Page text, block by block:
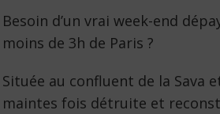
Besoin d’un vrai week-end
moins de 3h de Paris ?
Située au confluent de la Sava
maintes fois détruite et